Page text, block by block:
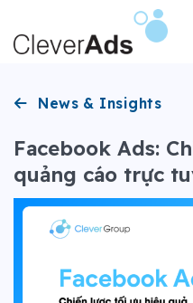
qua
nội
News & Insights
Facebook Ads:
quảng cáo trực